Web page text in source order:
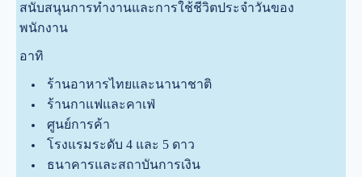
สนับสนุนการทำงานและการใช้ชีวิตประจำวันของ
พนักงาน
อาทิ
ร้านอาหารไทยและนานาชาติ
ร้านกาแฟและคาเฟ่
ศูนย์การค้า
โรงแรมระดับ 4 และ 5 ดาว
ธนาคารและสถาบันการเงิน